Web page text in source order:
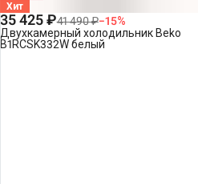
Хит
35 425 ₽41 490 ₽−15%
Двухкамерный холодильник Beko
B1RCSK332W белый